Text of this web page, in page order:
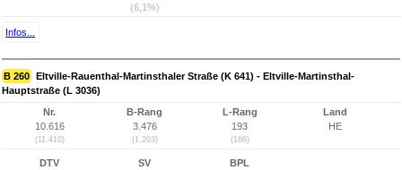
(6,1%)
Infos...
B 260 Eltville-Rauenthal-Martinsthaler Straße (K 641) - Eltville-Martinsthal-
Hauptstraße (L 3036)
Nr.
10.616
(11.410)
B-Rang
3.476
(1.203)
L-Rang
193
(186)
Land
HE
DTV
SV
BPL